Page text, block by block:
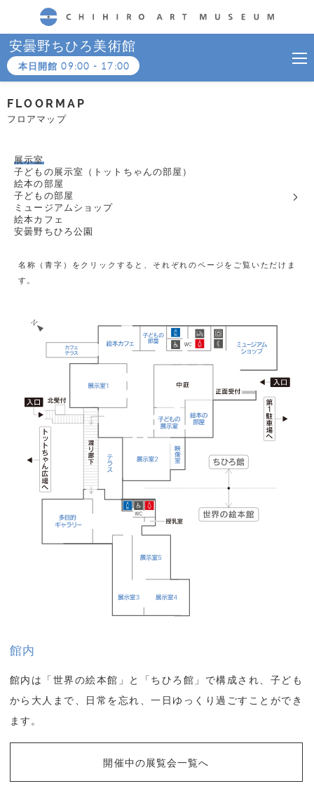
CHIHIRO ART MUSEUM
安曇野ちひろ美術館
本日開館09:00 - 17:00
FLOORMAP
フロアマップ
展示室
子どもの展示室（トットちゃんの部屋）
絵本の部屋
子どもの部屋
ミュージアムショップ
絵本カフェ
安曇野ちひろ公園
名称（青字）をクリックすると、それぞれのページをご覧いただけま
す。
館内
館内は「世界の絵本館」と「ちひろ館」で構成され、子ども
から大人まで、日常を忘れ、一日ゆっくり過ごすことができ
ます。
開催中の展覧会一覧へ